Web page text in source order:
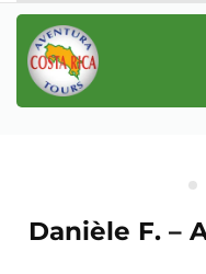
Danièle F. –